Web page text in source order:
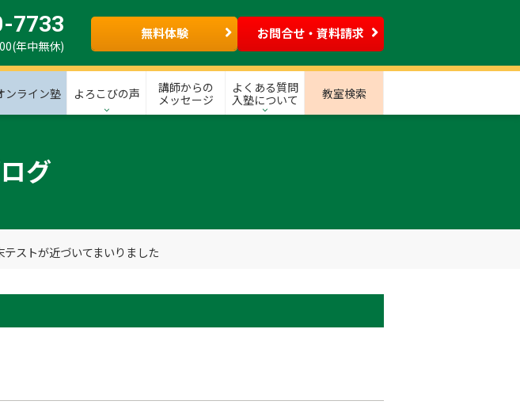
7733
年中無休)
無料体験 お問合せ・資料請求
ンライン塾 よろこびの声
講師からの
メッセージ
よくある質問
入塾について
教室検索
グ
テストが近づいてまいりました